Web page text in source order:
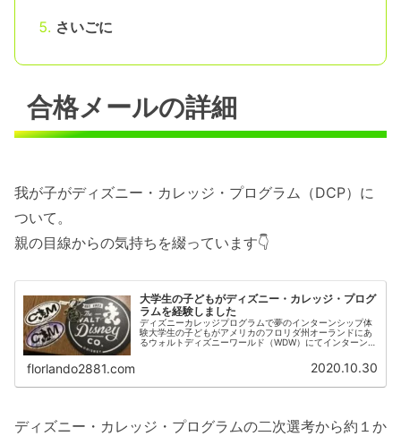
さいごに
合格メールの詳細
我が子がディズニー・カレッジ・プログラム（DCP）に
ついて。
親の目線からの気持ちを綴っています👇
大学生の子どもがディズニー・カレッジ・プログ
ラムを経験しました
ディズニーカレッジプログラムで夢のインターンシップ体
験大学生の子どもがアメリカのフロリダ州オーランドにあ
るウォルトディズニーワールド（WDW）にてインターンシ
florlando2881.com 2020.10.30
ディズニー・カレッジ・プログラムの二次選考から約１か